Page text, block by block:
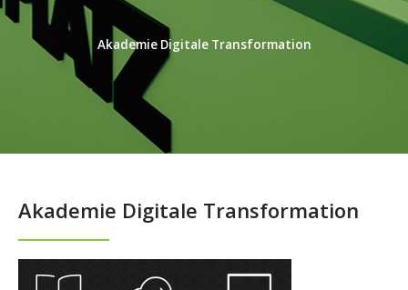
Akademie Digitale Transformation
Akademie Digitale Transformation